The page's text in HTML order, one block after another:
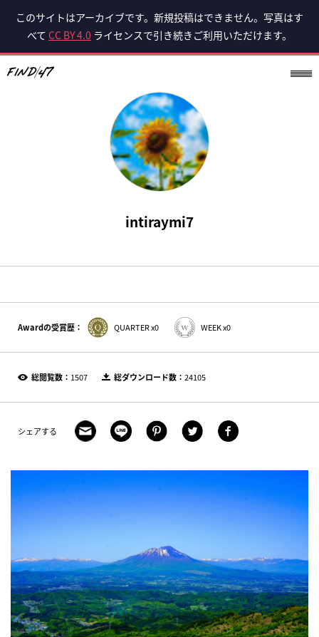
このサイトはアーカイブです。新規投稿はできません。写真はす
べて CC BY 4.0 ライセンスで引き続きご利用いただけます。
intiraymi7
Awardの受賞歴： QUARTER x0 WEEK x0
総閲覧数： 1507 総ダウンロード数： 24105
シェアする